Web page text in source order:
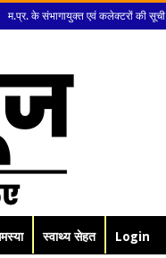
म.प्र. के संभागायुक्त एवं कलेक्टरों की सूची
स्वाथ्य सेहत Login